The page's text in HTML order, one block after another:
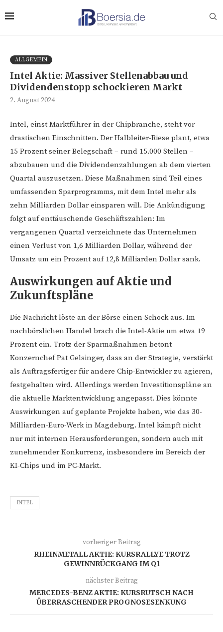
ALLGEMEIN
Intel Aktie: Massiver Stellenabbau und
Dividendenstopp schockieren Markt
2. August 2024
Intel, einst Marktführer in der Chipbranche, steht vor
drastischen Einschnitten. Der Halbleiter-Riese plant, etwa
15 Prozent seiner Belegschaft – rund 15.000 Stellen –
abzubauen und die Dividendenzahlungen ab dem vierten
Quartal auszusetzen. Diese Maßnahmen sind Teil eines
umfassenden Sparprogramms, mit dem Intel mehr als
zehn Milliarden Dollar einsparen will. Die Ankündigung
folgt auf enttäuschende Geschäftszahlen: Im
vergangenen Quartal verzeichnete das Unternehmen
einen Verlust von 1,6 Milliarden Dollar, während der
Umsatz um ein Prozent auf 12,8 Milliarden Dollar sank.
Auswirkungen auf Aktie und
Zukunftspläne
Die Nachricht löste an der Börse einen Schock aus. Im
nachbörslichen Handel brach die Intel-Aktie um etwa 19
Prozent ein. Trotz der Sparmaßnahmen betont
Konzernchef Pat Gelsinger, dass an der Strategie, verstärkt
als Auftragsfertiger für andere Chip-Entwickler zu agieren,
festgehalten wird. Allerdings werden Investitionspläne an
die aktuelle Marktentwicklung angepasst. Dies könnte
Auswirkungen auf geplante Projekte haben, wie das 30-
Milliarden-Euro-Werk in Magdeburg. Intel kämpft nicht
nur mit internen Herausforderungen, sondern auch mit
zunehmender Konkurrenz, insbesondere im Bereich der
KI-Chips und im PC-Markt.
INTEL
vorheriger Beitrag
RHEINMETALL AKTIE: KURSRALLYE TROTZ
GEWINNRÜCKGANG IM Q1
nächster Beitrag
MERCEDES-BENZ AKTIE: KURSRUTSCH NACH
ÜBERRASCHENDER PROGNOSESENKUNG